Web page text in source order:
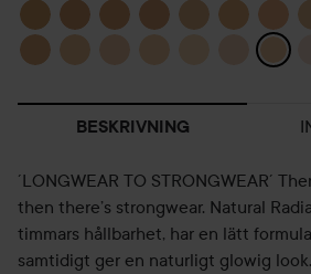
BESKRIVNING
´LONGWEAR TO STRONGWEAR´
then there’s strongwear. Natural
timmars hållbarhet, har en lätt
samtidigt ger en naturligt glowig